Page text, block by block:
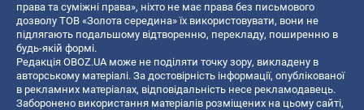
права та суміжні права», ніхто не має права без письмового
дозволу ТОВ «Золота середина» їх використовувати, вони не
підлягають подальшому відтворенню, перекладу, поширенню в
будь-якій формі.
Редакція OBOZ.UA може не поділяти точку зору, викладену в
авторському матеріалі. За достовірність інформації, опублікованої
в рекламних матеріалах, відповідальність несе рекламодавець.
Заборонено використання матеріалів розміщених на цьому сайті,